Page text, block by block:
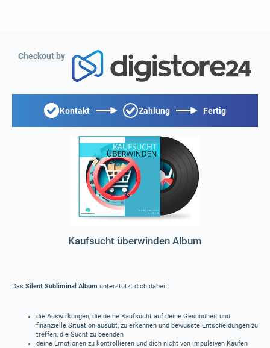
Checkout by
Kontakt Zahlung Fertig
Kaufsucht überwinden Album
Das Silent Subliminal Album unterstützt dich dabei:
die Auswirkungen, die deine Kaufsucht auf deine Gesundheit und
finanzielle Situation ausübt, zu erkennen und bewusste Entscheidungen zu
treffen, die Sucht zu beenden
deine Emotionen zu kontrollieren und dich nicht von impulsiven Käufen